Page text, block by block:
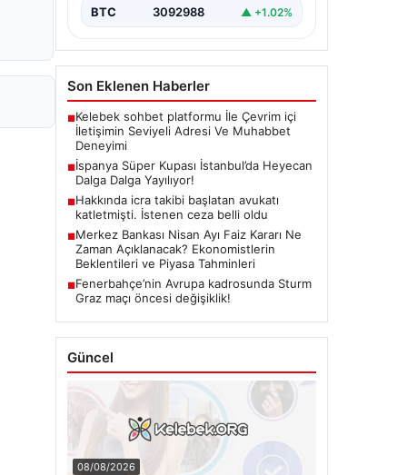
BTC 3092988 ▲ +1.02%
Son Eklenen Haberler
■Kelebek sohbet platformu İle Çevrim içi
İletişimin Seviyeli Adresi Ve Muhabbet
Deneyimi
■İspanya Süper Kupası İstanbul’da Heyecan
Dalga Dalga Yayılıyor!
■Hakkında icra takibi başlatan avukatı
katletmişti. İstenen ceza belli oldu
■Merkez Bankası Nisan Ayı Faiz Kararı Ne
Zaman Açıklanacak? Ekonomistlerin
Beklentileri ve Piyasa Tahminleri
■Fenerbahçe’nin Avrupa kadrosunda Sturm
Graz maçı öncesi değişiklik!
Güncel
08/08/2026